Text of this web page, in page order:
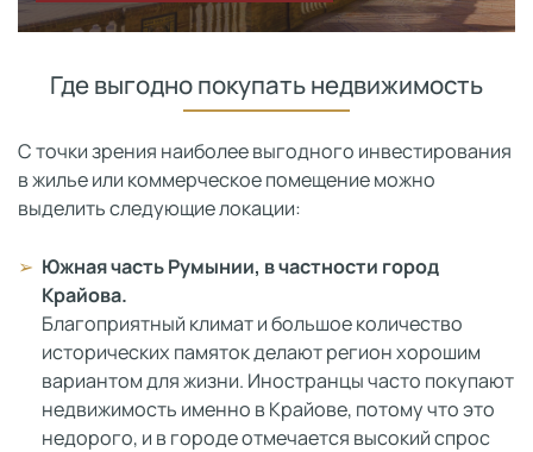
Где выгодно покупать недвижимость
С точки зрения наиболее выгодного инвестирования
в жилье или коммерческое помещение можно
выделить следующие локации:
Южная часть Румынии, в частности город
Крайова.
Благоприятный климат и большое количество
исторических памяток делают регион хорошим
вариантом для жизни. Иностранцы часто покупают
недвижимость именно в Крайове, потому что это
недорого, и в городе отмечается высокий спрос